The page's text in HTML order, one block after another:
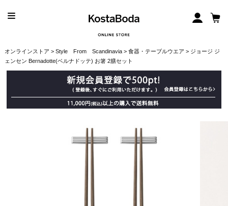
オンラインストア > Style From Scandinavia> 食器・テーブルウエア > ジョージ ジ
ェンセン Bernadotte(ベルナドッテ) お箸 2膳セット